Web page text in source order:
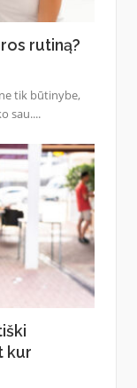
rutiną?
tik būtinybe,
sau....
kur